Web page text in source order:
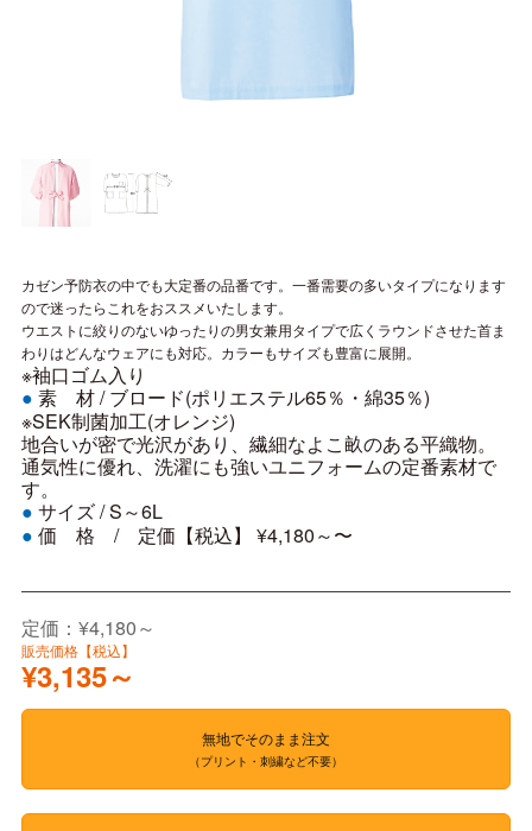
カゼン予防衣の中でも大定番の品番です。一番需要の多いタイプになります
ので迷ったらこれをおススメいたします。
ウエストに絞りのないゆったりの男女兼用タイプで広くラウンドさせた首ま
わりはどんなウェアにも対応。カラーもサイズも豊富に展開。
※袖口ゴム入り
● 素 材 /ブロード(ポリエステル65％・綿35％)
※SEK制菌加工(オレンジ)
地合いが密で光沢があり、繊細なよこ畝のある平織物。
通気性に優れ、洗濯にも強いユニフォームの定番素材で
す。
● サイズ /S～6L
● 価 格 / 定価【税込】 ¥4,180～〜
定価：¥4,180～
販売価格【税込】
¥3,135～
無地でそのまま注文
（プリント・刺繍など不要）